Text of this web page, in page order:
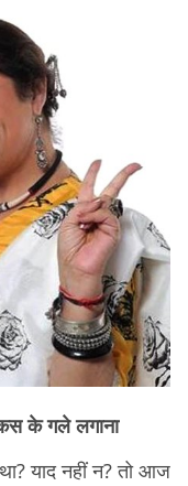
कस के गले लगाना
याद नहीं न? तो आज